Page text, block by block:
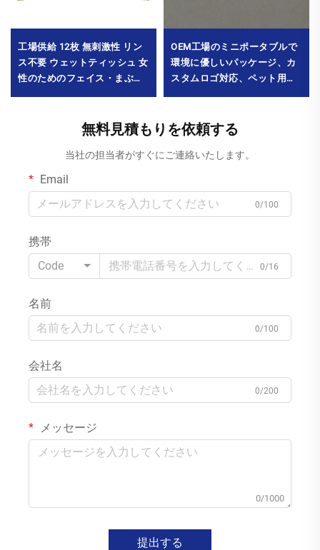
工場供給 12枚 無刺激性 リン
ス不要 ウェットティッシュ 女
性のためのフェイス・まぶ
OEM工場のミニポータブルで
環境に優しいパッケージ、カ
スタムロゴ対応、ペット用全
ック
無料見積もりを依頼する
当社の担当者がすぐにご連絡いたします。
Email
0/100
携帯
Code
0/16
名前
0/100
会社名
0/200
メッセージ
0/1000
提出する